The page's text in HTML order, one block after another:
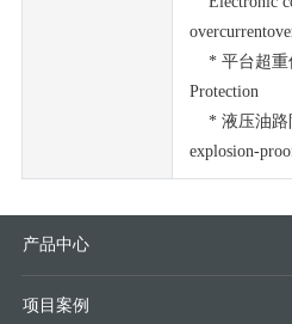
* 平台超重
Protection
* 液压油路
explosion-
产品中心
项目案例